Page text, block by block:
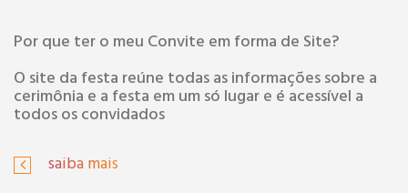
Por que ter o meu Convite em forma de Site?
O site da festa reúne todas as informações sobre a
cerimônia e a festa em um só lugar e é acessível a
todos os convidados
saiba mais